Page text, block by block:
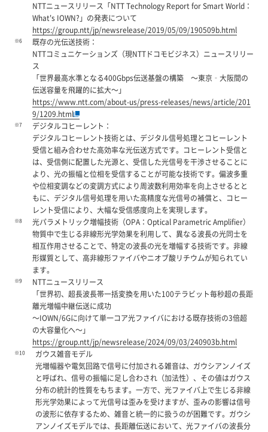
NTTニュースリリース「NTT Technology Report for Smart World：
What's IOWN?」の発表について
https://group.ntt/jp/newsrelease/2019/05/09/190509b.html
※6
既存の光伝送技術：
NTTコミュニケーションズ（現NTTドコモビジネス）ニュースリリー
ス
「世界最高水準となる400Gbps伝送基盤の構築 ～東京‐大阪間の
伝送容量を飛躍的に拡大～」
https://www.ntt.com/about-us/press-releases/news/article/201
9/1209.html
※7
デジタルコヒーレント：
デジタルコヒーレント技術とは、デジタル信号処理とコヒーレント
受信と組み合わせた高効率な光伝送方式です。コヒーレント受信と
は、受信側に配置した光源と、受信した光信号を干渉させることに
より、光の振幅と位相を受信することが可能な技術です。偏波多重
や位相変調などの変調方式により周波数利用効率を向上させるとと
もに、デジタル信号処理を用いた高精度な光信号の補償と、コヒー
レント受信により、大幅な受信感度向上を実現します。
※8
光パラメトリック増幅技術（OPA：Optical Parametric Amplifier）
物質中で生じる非線形光学効果を利用して、異なる波長の光同士を
相互作用させることで、特定の波長の光を増幅する技術です。非線
形媒質として、高非線形ファイバやニオブ酸リチウムが知られてい
ます。
※9
NTTニュースリリース
「世界初、超長波長帯一括変換を用いた100テラビット毎秒超の長距
離光増幅中継伝送に成功
～IOWN/6Gに向けて単一コア光ファイバにおける既存技術の3倍超
の大容量化へ～」
https://group.ntt/jp/newsrelease/2024/09/03/240903b.html
※10
ガウス雑音モデル
光増幅器や電気回路で信号に付加される雑音は、ガウシアンノイズ
と呼ばれ、信号の振幅に足し合わされ（加法性）、その値はガウス
分布の統計的性質をもちます。一方で、光ファイバ上で生じる非線
形光学効果によって光信号は歪みを受けますが、歪みの影響は信号
の波形に依存するため、雑音と統一的に扱うのが困難です。ガウシ
アンノイズモデルでは、長距離伝送において、光ファイバの波長分